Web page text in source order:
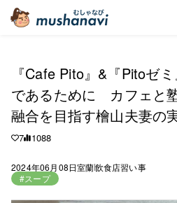
『Cafe Pito』&『Pitoゼ
であるために カフェと
融合を目指す檜山夫妻の
7 1088
2024年06月08日室蘭飲食店習い事
#スープ